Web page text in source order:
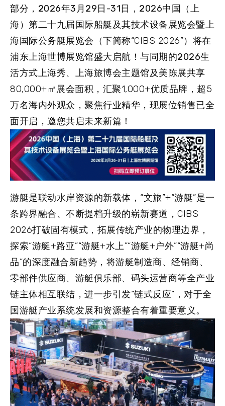
部分， 2026年3月29日-31日 ， 2026中国（上
海）第二十九届国际船艇及其技术设备展览会暨上
海国际公务艇展览会 （下简称“CIBS 2026”）将在
浦东上海世博展览馆盛大启航！与同期的2026生
活方式上海秀、上海旅博会主题馆及美陈展共享
80,000+㎡展会面积，汇聚1,000+优质品牌，超5
万名海内外观众，聚焦行业精华，现展位销售已全
面开启，邀您共启未来新篇！
游艇是联动水岸资源的新载体，“文旅”+“游艇”是一
条跨界融合、不断提档升级的崭新赛道，CIBS
2026打破固有模式，拓展传统产业的物理边界，
探索“游艇+路亚”“游艇+水上”“游艇+户外”“游艇+尚
品”的深度融合新趋势，将游艇制造商、经销商、
零部件供应商、游艇俱乐部、码头运营商等全产业
链主体相互联结，进一步引发“链式反应”，对于全
国游艇产业系统发展和资源整合有着重要意义。